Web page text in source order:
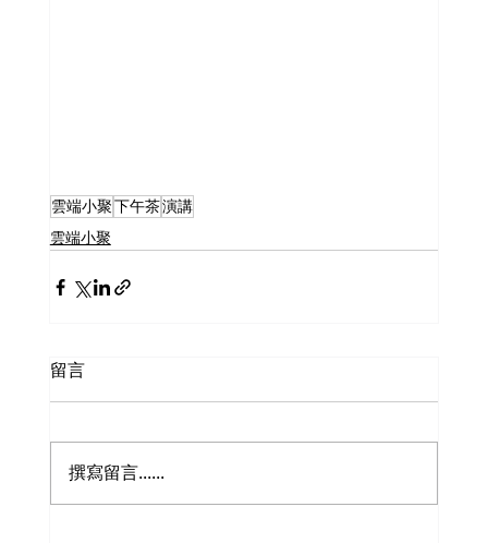
雲端小聚下午茶演講
雲端小聚
留言
撰寫留言......